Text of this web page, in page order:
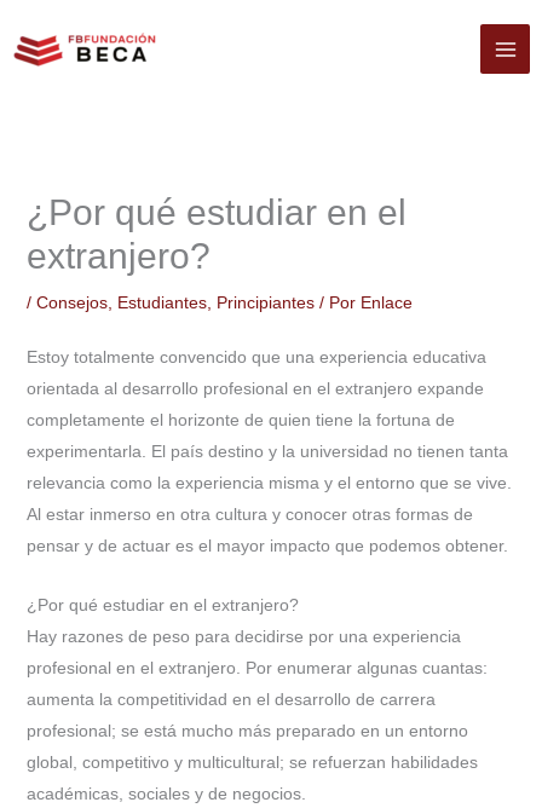
¿Por qué estudiar en el
extranjero?
/ Consejos, Estudiantes, Principiantes/ Por Enlace
Estoy totalmente convencido que una experiencia educativa
orientada al desarrollo profesional en el extranjero expande
completamente el horizonte de quien tiene la fortuna de
experimentarla. El país destino y la universidad no tienen tanta
relevancia como la experiencia misma y el entorno que se vive.
Al estar inmerso en otra cultura y conocer otras formas de
pensar y de actuar es el mayor impacto que podemos obtener.
¿Por qué estudiar en el extranjero?
Hay razones de peso para decidirse por una experiencia
profesional en el extranjero. Por enumerar algunas cuantas:
aumenta la competitividad en el desarrollo de carrera
profesional; se está mucho más preparado en un entorno
global, competitivo y multicultural; se refuerzan habilidades
académicas, sociales y de negocios.